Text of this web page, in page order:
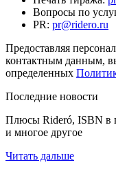
Вопросы по
PR: pr@ridero.ru
Предоставляя
контактным данным,
определенных
Последние новости
Плюсы Rideró, ISBN в
и многое другое
Читать дальше